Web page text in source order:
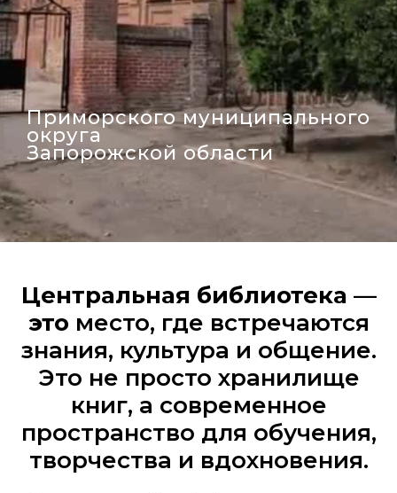
Приморского муниципального
округа
Запорожской области
Центральная библиотека —
это место, где встречаются
знания, культура и общение.
Это не просто хранилище
книг, а современное
пространство для обучения,
творчества и вдохновения.